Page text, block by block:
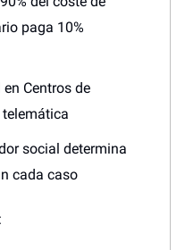
paga 10%
en Centros de
social determina
cada caso
: